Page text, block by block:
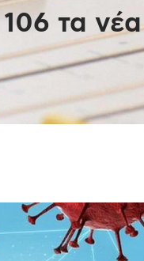
τα
Live